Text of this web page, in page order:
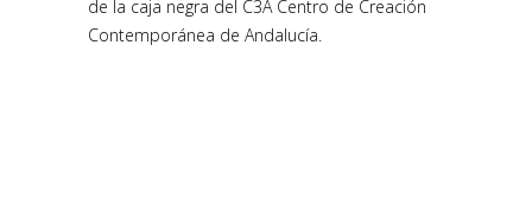
de la caja negra del C3A Centro de Creación
Contemporánea de Andalucía.